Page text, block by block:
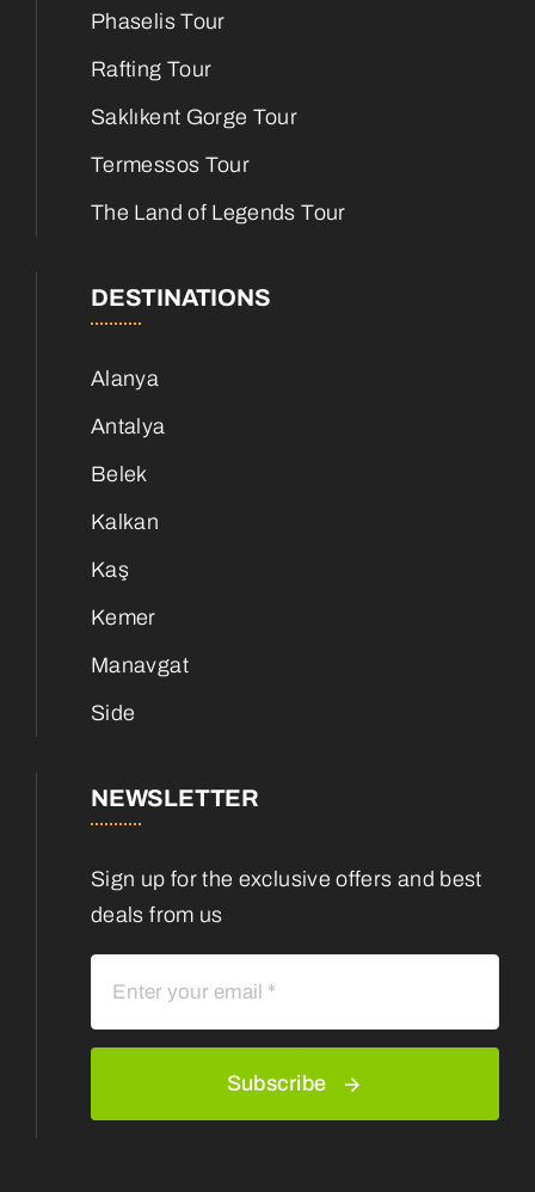
Phaselis Tour
Rafting Tour
Saklıkent Gorge Tour
Termessos Tour
The Land of Legends Tour
DESTINATIONS
Alanya
Antalya
Belek
Kalkan
Kaş
Kemer
Manavgat
Side
NEWSLETTER
Sign up for the exclusive offers and best
deals from us
Subscribe